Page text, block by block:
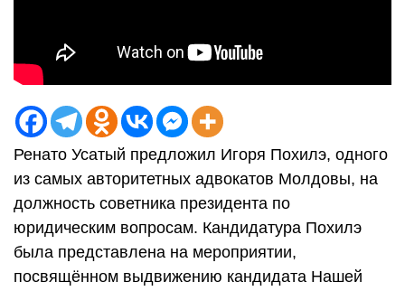
Ренато Усатый предложил Игоря Похилэ, одного
из самых авторитетных адвокатов Молдовы, на
должность советника президента по
юридическим вопросам. Кандидатура Похилэ
была представлена на мероприятии,
посвящённом выдвижению кандидата Нашей